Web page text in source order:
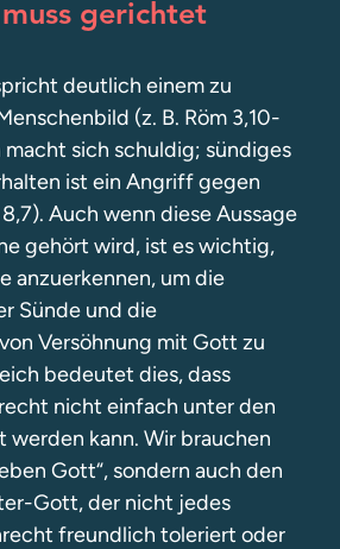
gerichtet
deutlich einem zu
(z. B. Röm 3,10-
macht sich schuldig; sündiges
ist ein Angriff gegen
Auch wenn diese Aussage
gehört wird, ist es wichtig,
anzuerkennen, um die
Sünde und die
Versöhnung mit Gott zu
bedeutet dies, dass
nicht einfach unter den
werden kann. Wir brauchen
Gott“, sondern auch den
Gott, der nicht jedes
freundlich toleriert oder